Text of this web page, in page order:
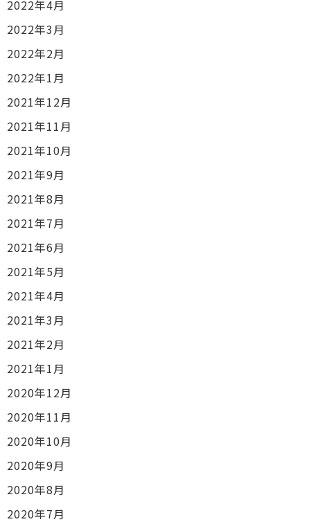
2022年4月
2022年3月
2022年2月
2022年1月
2021年12月
2021年11月
2021年10月
2021年9月
2021年8月
2021年7月
2021年6月
2021年5月
2021年4月
2021年3月
2021年2月
2021年1月
2020年12月
2020年11月
2020年10月
2020年9月
2020年8月
2020年7月